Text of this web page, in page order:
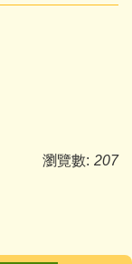
瀏覽數: 207